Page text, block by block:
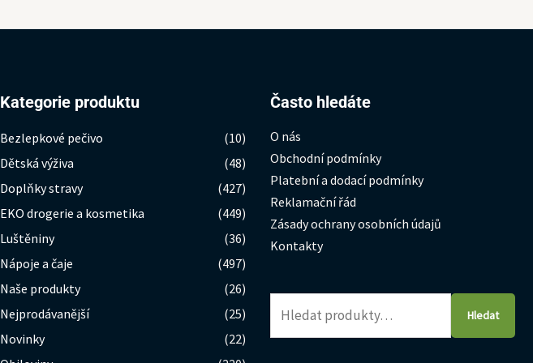
Kategorie produktu
Bezlepkové pečivo
(10)
Dětská výživa
(48)
Doplňky stravy
(427)
EKO drogerie a kosmetika
(449)
Luštěniny
(36)
Nápoje a čaje
(497)
Naše produkty
(26)
Nejprodávanější
(25)
Novinky
(22)
Často hledáte
O nás
Obchodní podmínky
Platební a dodací podmínky
Reklamační řád
Zásady ochrany osobních údajů
Kontakty
Hledat:
Hledat